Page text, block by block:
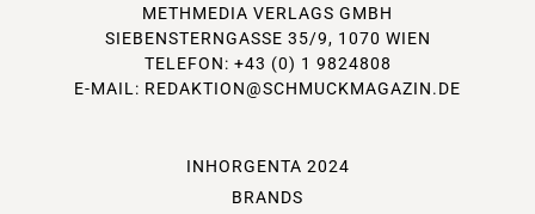
METHMEDIA VERLAGS GMBH
SIEBENSTERNGASSE 35/9, 1070 WIEN
TELEFON: +43 (0) 1 9824808
E-MAIL: REDAKTION@SCHMUCKMAGAZIN.DE
INHORGENTA 2024
BRANDS